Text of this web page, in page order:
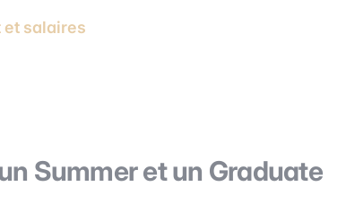
et salaires
Summer et un Graduate